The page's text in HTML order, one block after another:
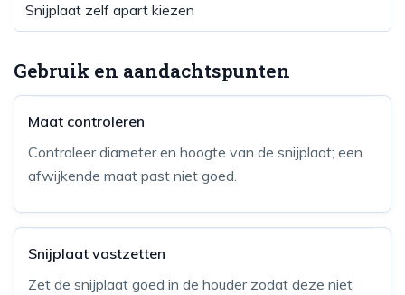
Snijplaat zelf apart kiezen
Gebruik en aandachtspunten
Maat controleren
Controleer diameter en hoogte van de snijplaat; een
afwijkende maat past niet goed.
Snijplaat vastzetten
Zet de snijplaat goed in de houder zodat deze niet